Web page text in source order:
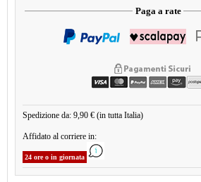
Paga a rate
Spedizione da: 9,90 € (in tutta Italia)
Affidato al corriere in:
24 ore o in giornata